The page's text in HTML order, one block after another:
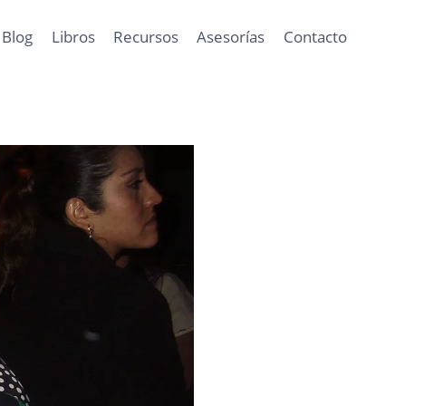
Blog Libros Recursos Asesorías Contacto